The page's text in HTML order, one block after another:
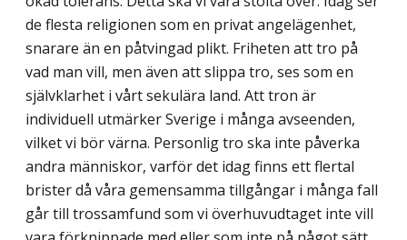
de flesta religionen som en privat angelägenhet,
snarare än en påtvingad plikt. Friheten att tro på
vad man vill, men även att slippa tro, ses som en
självklarhet i vårt sekulära land. Att tron är
individuell utmärker Sverige i många avseenden,
vilket vi bör värna. Personlig tro ska inte påverka
andra människor, varför det idag finns ett flertal
brister då våra gemensamma tillgångar i många fall
går till trossamfund som vi överhuvudtaget inte vill